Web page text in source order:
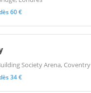
60 €
Society Arena, Coventry
34 €